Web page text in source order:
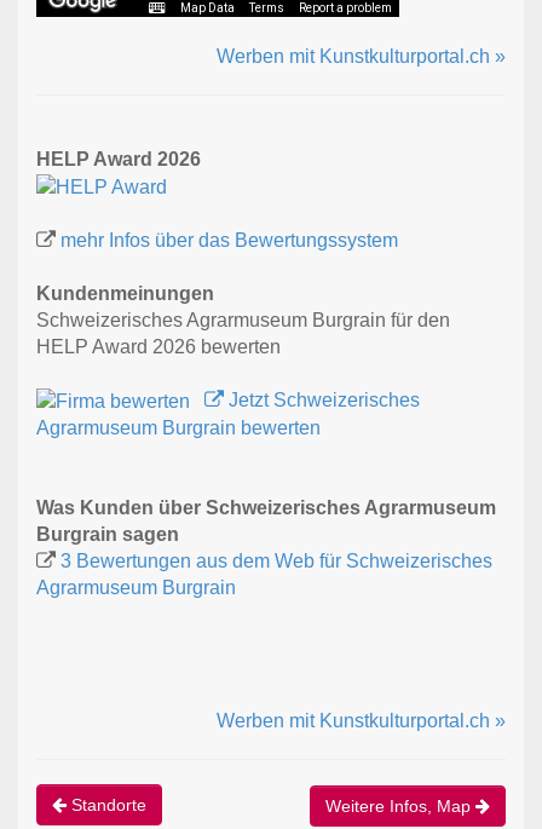
Map Data Terms Report a problem
Werben mit Kunstkulturportal.ch »
HELP Award 2026
mehr Infos über das Bewertungssystem
Kundenmeinungen
Schweizerisches Agrarmuseum Burgrain für den
HELP Award 2026 bewerten
Jetzt Schweizerisches
Agrarmuseum Burgrain bewerten
Was Kunden über Schweizerisches Agrarmuseum
Burgrain sagen
3 Bewertungen aus dem Web für Schweizerisches
Agrarmuseum Burgrain
Werben mit Kunstkulturportal.ch »
Standorte Weitere Infos, Map